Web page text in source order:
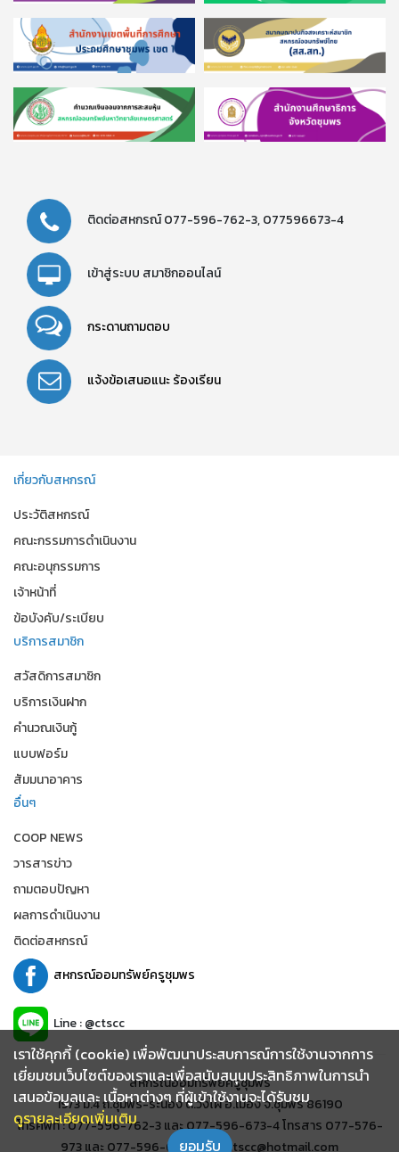
ติดต่อสหกรณ์077-596-762-3,077596673-4
เข้าสู่ระบบ สมาชิกออนไลน์
กระดานถามตอบ
แจ้งข้อเสนอแนะร้องเรียน
เกี่ยวกับสหกรณ์
ประวัติสหกรณ์
คณะกรรมการดำเนินงาน
คณะอนุกรรมการ
เจ้าหน้าที่
ข้อบังคับ/ระเบียบ
บริการสมาชิก
สวัสดิการสมาชิก
บริการเงินฝาก
คำนวณเงินกู้
แบบฟอร์ม
สัมมนาอาคาร
อื่นๆ
COOP NEWS
วารสารข่าว
ถามตอบปัญหา
ผลการดำเนินงาน
ติดต่อสหกรณ์
สหกรณ์ออมทรัพย์ครูชุมพร
Line : @ctscc
สหกรณ์ออมทรัพย์ครูชุมพร
19/3 ม.4 ถ.ชุมพร-ระนอง ต.วังไผ่ อ.เมือง จ.ชุมพร 86190
โทรศัพท์ : 077-596-762-3 และ 077-596-673-4 โทรสาร 077-576-
973 และ 077-596-678 อีเมล์ : ctscc@hotmail.com
เราใช้คุกกี้ (cookie) เพื่อพัฒนาประสบการณ์การใช้งานจากการ
เยี่ยมชมเว็บไซต์ของเราและเพื่อสนับสนุนประสิทธิภาพในการนำ
เสนอข้อมูลและ เนื้อหาต่างๆ ที่ผู้เข้าใช้งานจะได้รับชม
ดูรายละเอียดเพิ่มเติม
ยอมรับ